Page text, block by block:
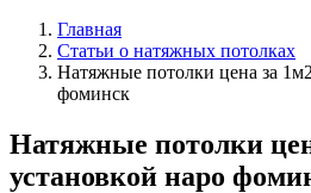
Главная
Статьи о натяжных потолках
Натяжные потолки цена за
фоминск
Натяжные потолки
установкой наро